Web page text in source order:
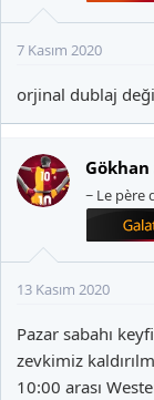
:
7 Kasım 2020
orjinal dublaj
Gökhan
~ Le père
13 Kasım 2020
Pazar sabahı
zevkimiz
10:00 arası